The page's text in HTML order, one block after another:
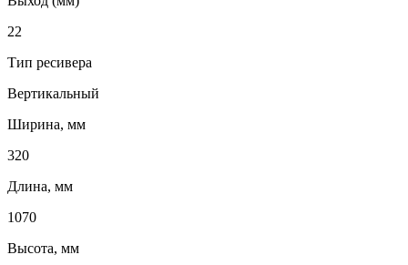
22
Тип ресивера
Вертикальный
Ширина, мм
320
Длина, мм
1070
Высота, мм